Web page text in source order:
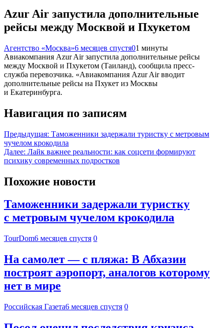
Azur Air запустила дополнительные
рейсы между Москвой и Пхукетом
Агентство «Москва»6 месяцев спустя01 минуты
Авиакомпания Azur Air запустила дополнительные рейсы
между Москвой и Пхукетом (Таиланд), сообщила пресс-
служба перевозчика. «Авиакомпания Azur Air вводит
дополнительные рейсы на Пхукет из Москвы
и Екатеринбурга.
Навигация по записям
Предыдущая: Таможенники задержали туристку с метровым
чучелом крокодила
Далее: Лайк важнее реальности: как соцсети формируют
психику современных подростков
Похожие новости
Таможенники задержали туристку
с метровым чучелом крокодила
TourDom6 месяцев спустя 0
На самолет — с пляжа: В Абхазии
построят аэропорт, аналогов которому
нет в мире
Российская Газета6 месяцев спустя 0